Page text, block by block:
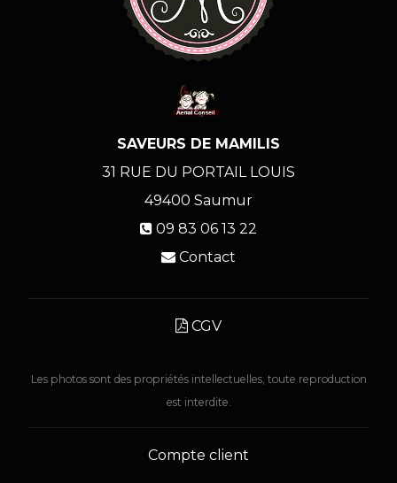
SAVEURS DE MAMILIS
31 RUE DU PORTAIL LOUIS
49400 Saumur
09 83 06 13 22
Contact
CGV
Les photos sont des propriétés intellectuelles, toute reproduction
est interdite.
Compte client